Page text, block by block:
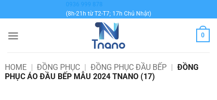
qua
dung
0936 999 878
(8h-21h từ T2-T7; 17h Chủ Nhật)
0
HOME | ĐỒNG PHỤC | ĐỒNG PHỤC ĐẦU BẾP | ĐỒNG
PHỤC ÁO ĐẦU BẾP MẪU 2024 TNANO (17)